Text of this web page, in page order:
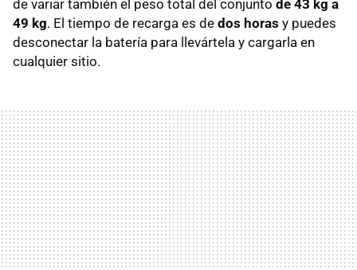
de variar también el peso total del conjunto de 43 kg a
49 kg. El tiempo de recarga es de dos horas y puedes
desconectar la batería para llevártela y cargarla en
cualquier sitio.